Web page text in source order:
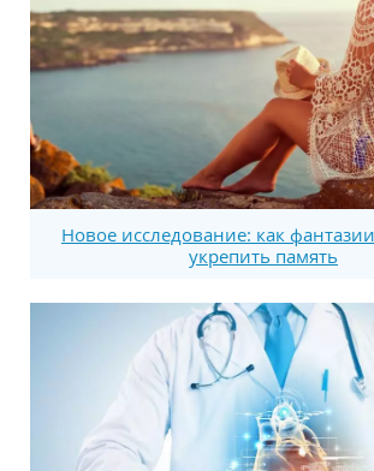
Новое исследование: как
укрепить память